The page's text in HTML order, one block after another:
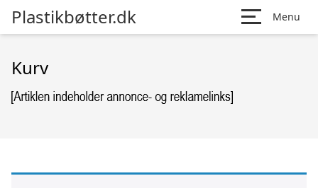
Plastikbøtter.dk Menu
Kurv